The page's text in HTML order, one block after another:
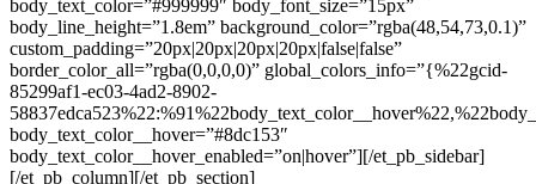
body_text_color=”#999999″ body_font_size=”15px”
body_line_height=”1.8em” background_color=”rgba(48,54,73,0.1)”
custom_padding=”20px|20px|20px|20px|false|false”
border_color_all=”rgba(0,0,0,0)” global_colors_info=”{%22gcid-
85299af1-ec03-4ad2-8902-
body_text_color__hover=”#8dc153″
body_text_color__hover_enabled=”on|hover”][/et_pb_sidebar]
[/et_pb_column][/et_pb_section]